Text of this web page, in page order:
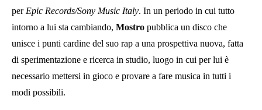
per Epic Records/Sony Music Italy. In un periodo in cui tutto
intorno a lui sta cambiando, Mostro pubblica un disco che
unisce i punti cardine del suo rap a una prospettiva nuova, fatta
di sperimentazione e ricerca in studio, luogo in cui per lui è
necessario mettersi in gioco e provare a fare musica in tutti i
modi possibili.